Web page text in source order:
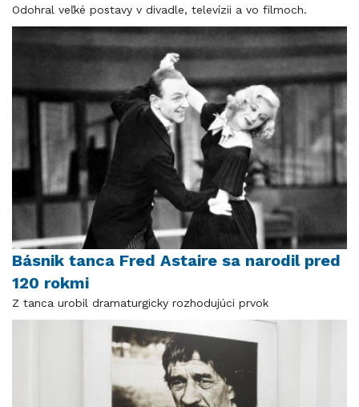
Odohral veľké postavy v divadle, televízii a vo filmoch.
Básnik tanca Fred Astaire sa narodil pred
120 rokmi
Z tanca urobil dramaturgicky rozhodujúci prvok